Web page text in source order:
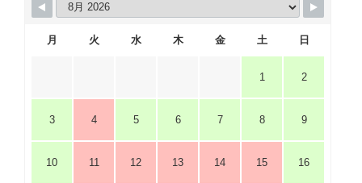
月 火 水 木 金 土 日
1 2
3 4 5 6 7 8 9
10 11 12 13 14 15 16